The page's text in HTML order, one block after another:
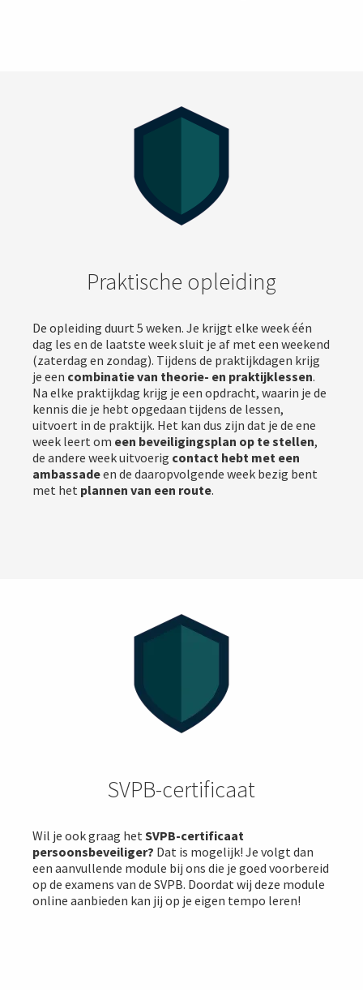
Praktische opleiding
De opleiding duurt 5 weken. Je krijgt elke week één
dag les en de laatste week sluit je af met een weekend
(zaterdag en zondag). Tijdens de praktijkdagen krijg
je een combinatie van theorie- en praktijklessen.
Na elke praktijkdag krijg je een opdracht, waarin je de
kennis die je hebt opgedaan tijdens de lessen,
uitvoert in de praktijk. Het kan dus zijn dat je de ene
week leert om een beveiligingsplan op te stellen,
de andere week uitvoerig contact hebt met een
ambassadeen de daaropvolgende week bezig bent
met het plannen van een route.
SVPB-certificaat
Wil je ook graag hetSVPB-certificaat
persoonsbeveiliger? Dat is mogelijk! Je volgt dan
een aanvullende module bij ons die je goed voorbereid
op de examens van de SVPB. Doordat wij deze module
online aanbieden kan jij op je eigen tempo leren!